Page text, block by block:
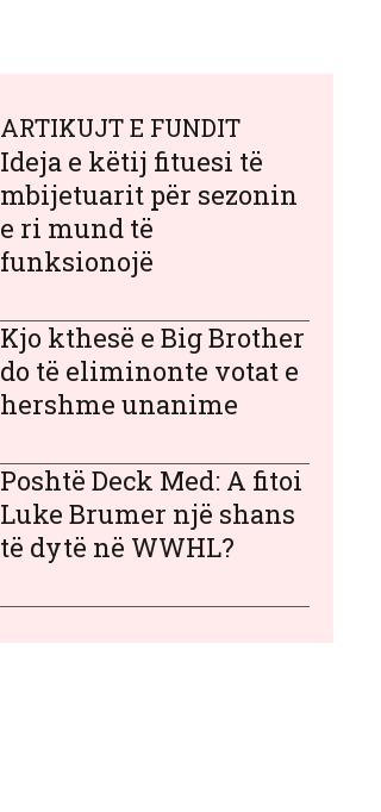
ARTIKUJT E FUNDIT
Ideja e këtij fituesi të
mbijetuarit për sezonin
e ri mund të
funksionojë
Kjo kthesë e Big Brother
do të eliminonte votat e
hershme unanime
Poshtë Deck Med: A fitoi
Luke Brumer një shans
të dytë në WWHL?